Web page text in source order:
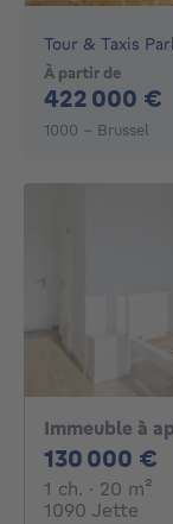
Tour & Taxis
À partir de
422 000 €
1000 - Brussel
Immeuble à
130 000 €
1 ch. 1 chambre
· 20 m²
1090 Jette